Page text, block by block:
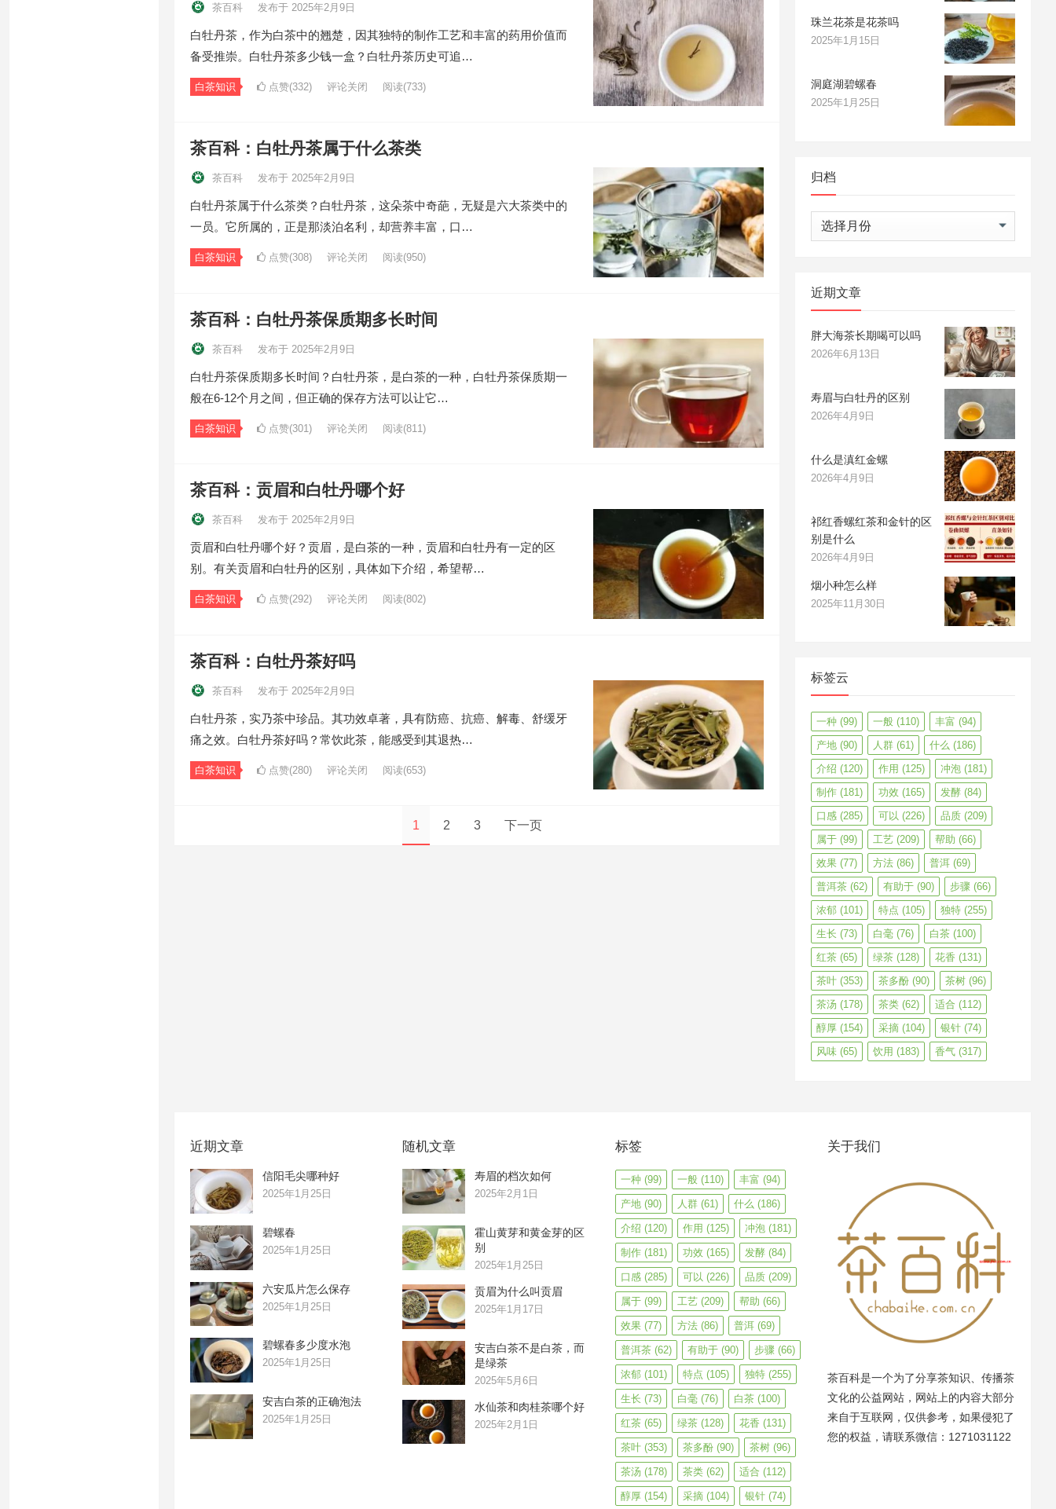
茶百科 发布于 2025年2月9日
白牡丹茶，作为白茶中的翘楚，因其独特的制作工艺和丰富的药用价值而
备受推崇。白牡丹茶多少钱一盒？白牡丹茶历史可追…
白茶知识 点赞(332) 评论关闭 阅读(733)
茶百科：白牡丹茶属于什么茶类
茶百科 发布于 2025年2月9日
白牡丹茶属于什么茶类？白牡丹茶，这朵茶中奇葩，无疑是六大茶类中的
一员。它所属的，正是那淡泊名利，却营养丰富，口…
白茶知识 点赞(308) 评论关闭 阅读(950)
茶百科：白牡丹茶保质期多长时间
茶百科 发布于 2025年2月9日
白牡丹茶保质期多长时间？白牡丹茶，是白茶的一种，白牡丹茶保质期一
般在6-12个月之间，但正确的保存方法可以让它…
白茶知识 点赞(301) 评论关闭 阅读(811)
茶百科：贡眉和白牡丹哪个好
茶百科 发布于 2025年2月9日
贡眉和白牡丹哪个好？贡眉，是白茶的一种，贡眉和白牡丹有一定的区
别。有关贡眉和白牡丹的区别，具体如下介绍，希望帮…
白茶知识 点赞(292) 评论关闭 阅读(802)
茶百科：白牡丹茶好吗
茶百科 发布于 2025年2月9日
白牡丹茶，实乃茶中珍品。其功效卓著，具有防癌、抗癌、解毒、舒缓牙
痛之效。白牡丹茶好吗？常饮此茶，能感受到其退热…
白茶知识 点赞(280) 评论关闭 阅读(653)
1 2 3 下一页
珠兰花茶是花茶吗
2025年1月15日
洞庭湖碧螺春
2025年1月25日
归档
归
档
近期文章
胖大海茶长期喝可以吗
2026年6月13日
寿眉与白牡丹的区别
2026年4月9日
什么是滇红金螺
2026年4月9日
祁红香螺红茶和金针的区
别是什么
2026年4月9日
烟小种怎么样
2025年11月30日
标签云
一种 (99) 一般 (110) 丰富 (94)
产地 (90) 人群 (61) 什么 (186)
介绍 (120) 作用 (125) 冲泡 (181)
制作 (181) 功效 (165) 发酵 (84)
口感 (285) 可以 (226) 品质 (209)
属于 (99) 工艺 (209) 帮助 (66)
效果 (77) 方法 (86) 普洱 (69)
普洱茶 (62) 有助于 (90) 步骤 (66)
浓郁 (101) 特点 (105) 独特 (255)
生长 (73) 白毫 (76) 白茶 (100)
红茶 (65) 绿茶 (128) 花香 (131)
茶叶 (353) 茶多酚 (90) 茶树 (96)
茶汤 (178) 茶类 (62) 适合 (112)
醇厚 (154) 采摘 (104) 银针 (74)
风味 (65) 饮用 (183) 香气 (317)
近期文章
信阳毛尖哪种好
2025年1月25日
碧螺春
2025年1月25日
六安瓜片怎么保存
2025年1月25日
碧螺春多少度水泡
2025年1月25日
安吉白茶的正确泡法
2025年1月25日
随机文章
寿眉的档次如何
2025年2月1日
霍山黄芽和黄金芽的区
别
2025年1月25日
贡眉为什么叫贡眉
2025年1月17日
安吉白茶不是白茶，而
是绿茶
2025年5月6日
水仙茶和肉桂茶哪个好
2025年2月1日
标签
一种(99) 一般 (110) 丰富 (94)
产地(90) 人群(61) 什么 (186)
介绍 (120) 作用 (125) 冲泡(181)
制作(181) 功效 (165) 发酵(84)
口感(285) 可以 (226) 品质(209)
属于(99) 工艺(209) 帮助 (66)
效果(77) 方法(86) 普洱(69)
普洱茶(62) 有助于(90) 步骤(66)
浓郁(101) 特点 (105) 独特(255)
生长 (73) 白毫(76) 白茶(100)
红茶(65) 绿茶(128) 花香 (131)
茶叶(353) 茶多酚(90) 茶树(96)
茶汤 (178) 茶类(62) 适合 (112)
醇厚(154) 采摘(104) 银针(74)
关于我们
茶百科是一个为了分享茶知识、传播茶
文化的公益网站，网站上的内容大部分
来自于互联网，仅供参考，如果侵犯了
您的权益，请联系微信：1271031122